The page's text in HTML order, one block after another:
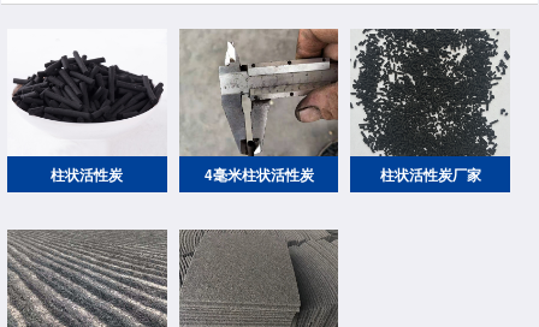
柱状活性炭 4毫米柱状活性炭 柱状活性炭厂家